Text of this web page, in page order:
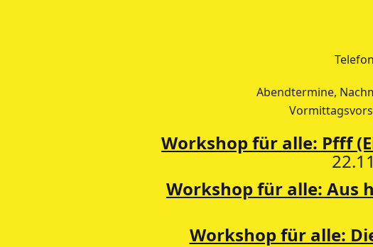
Abendtermine,
Workshop für alle: Pfff
Workshop für alle: Aus
Workshop für alle: